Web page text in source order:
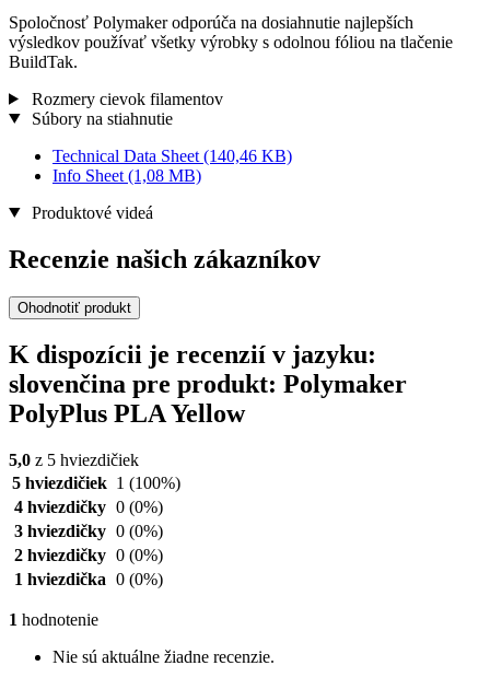
Spoločnosť Polymaker odporúča na dosiahnutie najlepších
výsledkov používať všetky výrobky s odolnou fóliou na tlačenie
BuildTak.
Rozmery cievok filamentov
Súbory na stiahnutie
Technical Data Sheet (140,46 KB)
Info Sheet (1,08 MB)
Produktové videá
Recenzie našich zákazníkov
Ohodnotiť produkt
K dispozícii je recenzií v jazyku:
slovenčina pre produkt: Polymaker
PolyPlus PLA Yellow
5,0 z 5 hviezdičiek
5 hviezdičiek 1 (100%)
4 hviezdičky 0 (0%)
3 hviezdičky 0 (0%)
2 hviezdičky 0 (0%)
1 hviezdička 0 (0%)
1 hodnotenie
Nie sú aktuálne žiadne recenzie.